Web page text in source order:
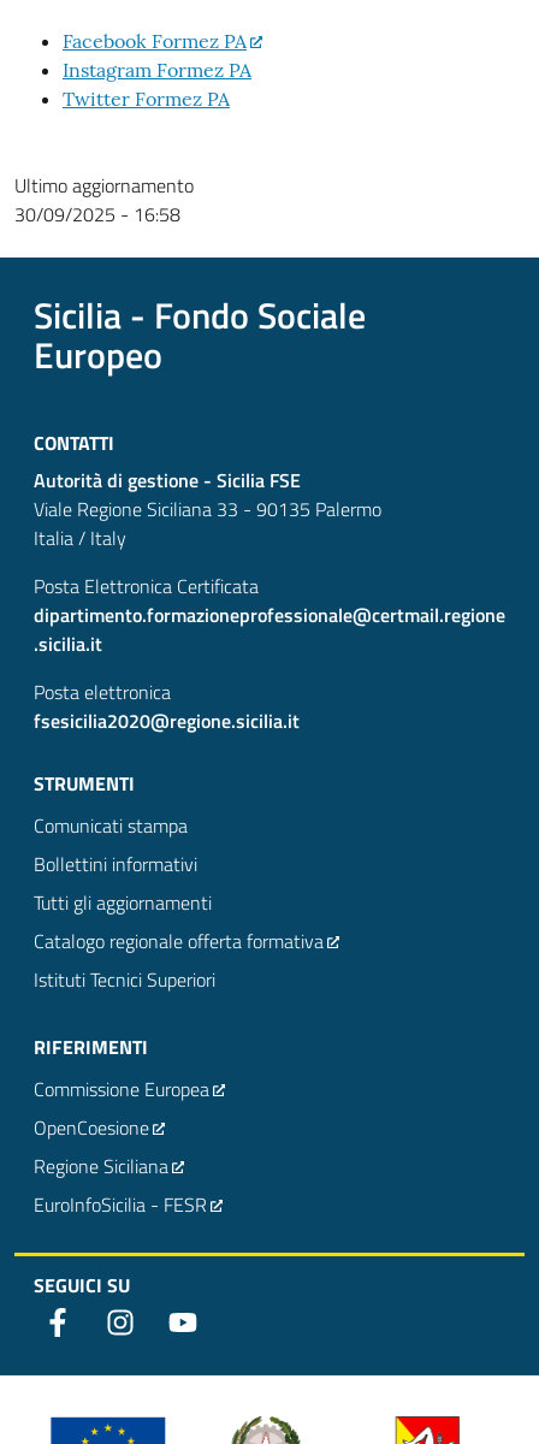
Facebook Formez PA
Instagram Formez PA
Twitter Formez PA
Ultimo aggiornamento
30/09/2025 - 16:58
Sicilia - Fondo Sociale
Europeo
CONTATTI
Autorità di gestione - Sicilia FSE
Viale Regione Siciliana 33 - 90135 Palermo
Italia / Italy
Posta Elettronica Certificata
dipartimento.formazioneprofessionale@certmail.regione
.sicilia.it
Posta elettronica
fsesicilia2020@regione.sicilia.it
STRUMENTI
Comunicati stampa
Bollettini informativi
Tutti gli aggiornamenti
Catalogo regionale offerta formativa
Istituti Tecnici Superiori
RIFERIMENTI
Commissione Europea
OpenCoesione
Regione Siciliana
EuroInfoSicilia - FESR
SEGUICI SU